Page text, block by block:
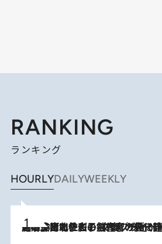
RANKING
ランキング
HOURLYDAILYWEEKLY
2026.8.3
《「文士の子ども被害者の会」発足！》阿川佐和子（72）が語る遠藤周作に北杜夫、劇作家・矢代静一の子どもたちの“文豪プライベート事件簿”